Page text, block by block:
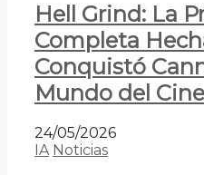
Hell Grind: La
Completa
Conquistó
Mundo del Cine
24/05/2026
IA Noticias